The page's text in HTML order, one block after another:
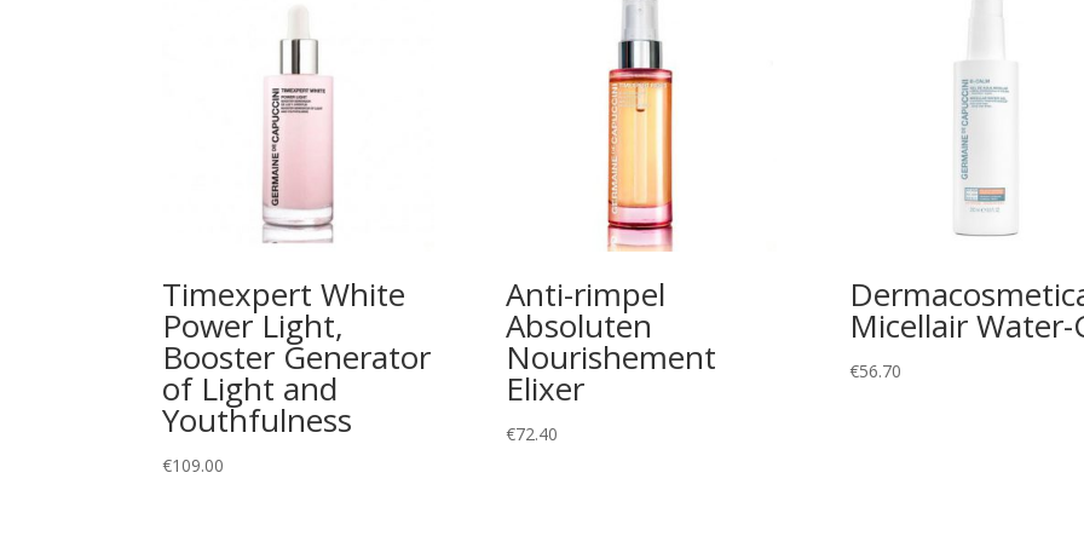
Timexpert White
Power Light,
Booster Generator
of Light and
Youthfulness
€109.00
Anti-rimpel
Absoluten
Nourishement
Elixer
€72.40
Micellair Water-
€56.70